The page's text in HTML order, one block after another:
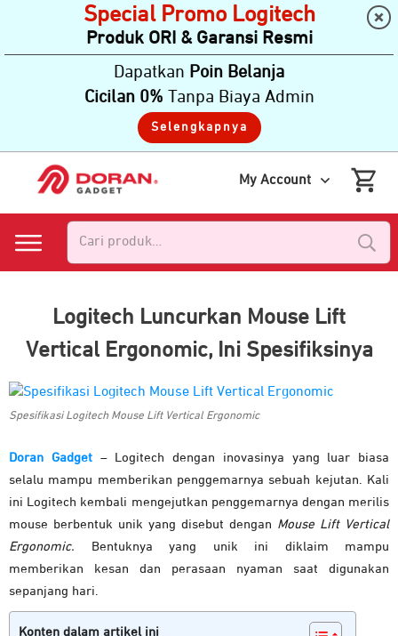
My Account
Logitech Luncurkan Mouse Lift
Vertical Ergonomic, Ini Spesifiksinya
Spesifikasi Logitech Mouse Lift Vertical Ergonomic
Doran Gadget– Logitech dengan inovasinya yang luar biasa
selalu mampu memberikan penggemarnya sebuah kejutan. Kali
ini Logitech kembali mengejutkan penggemarnya dengan merilis
mouse berbentuk unik yang disebut dengan Mouse Lift Vertical
Ergonomic.
Bentuknya yang unik ini diklaim mampu
memberikan kesan dan perasaan nyaman saat digunakan
sepanjang hari.
Konten dalam artikel ini
Special Promo Logitech
Produk ORI & Garansi Resmi
Dapatkan Poin Belanja
Cicilan 0%
Tanpa Biaya Admin
Selengkapnya